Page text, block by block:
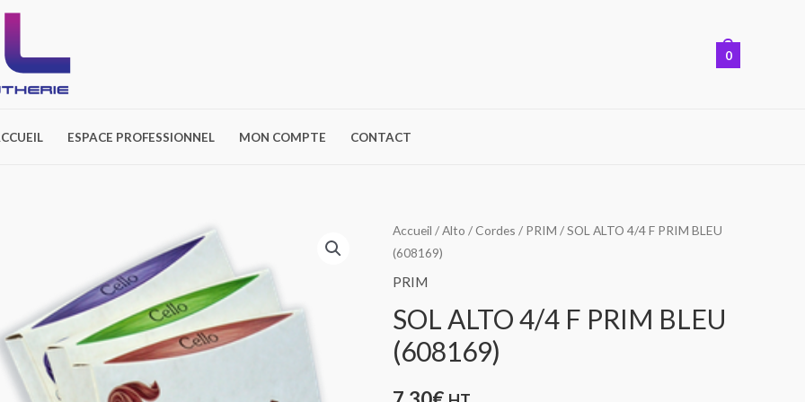
0
ESPACE PROFESSIONNEL MON COMPTE CONTACT
Accueil /Alto /Cordes / PRIM / SOL ALTO 4/4 F PRIM BLEU
(608169)
PRIM
SOL ALTO 4/4 F PRIM BLEU
(608169)
quantité
de
SOL
4/4
F